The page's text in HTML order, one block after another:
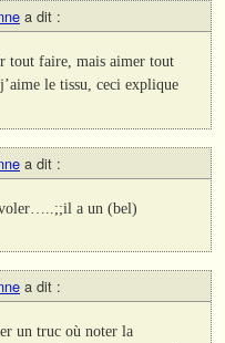
a dit :
tout faire, mais aimer tout
le tissu, ceci explique
a dit :
voler…..;;il a un (bel)
a dit :
un truc où noter la